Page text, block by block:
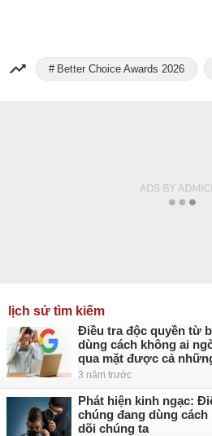
Better Choice Awards 2026
lịch sử tìm kiếm
Điều tra độc quyền từ
dùng cách không ai
qua mặt được cả
3 năm trước
Phát hiện kinh ngạc:
chúng đang dùng
dõi chúng ta